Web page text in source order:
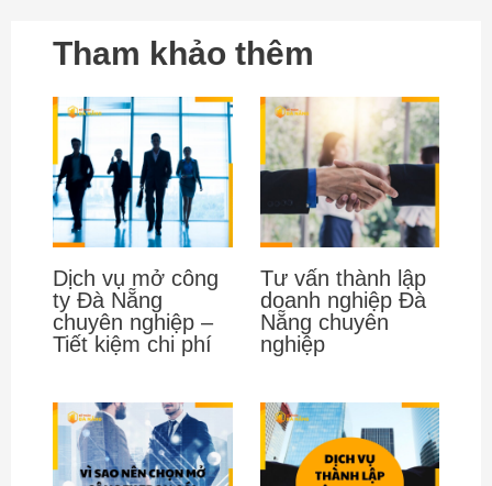
Tham khảo thêm
Dịch vụ mở công
ty Đà Nẵng
chuyên nghiệp –
Tiết kiệm chi phí
Tư vấn thành lập
doanh nghiệp Đà
Nẵng chuyên
nghiệp